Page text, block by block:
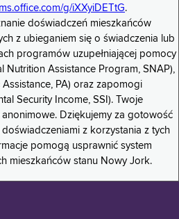
g/iXXyiDETtG.
doświadczeń mieszkańców
z ubieganiem się o świadczenia lub
programów uzupełniającej pomocy
Nutrition Assistance Program, SNAP),
PA) oraz zapomogi
Security Income, SSI). Twoje
Dziękujemy za gotowość
z korzystania z tych
pomogą usprawnić system
mieszkańców stanu Nowy Jork.